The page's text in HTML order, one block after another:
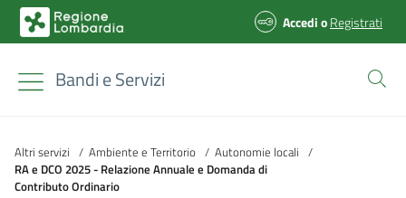
AccedioRegistrati
Bandi e Servizi
Altri servizi / Ambiente e Territorio / Autonomie locali /
RA e DCO 2025 - Relazione Annuale e Domanda di
Contributo Ordinario